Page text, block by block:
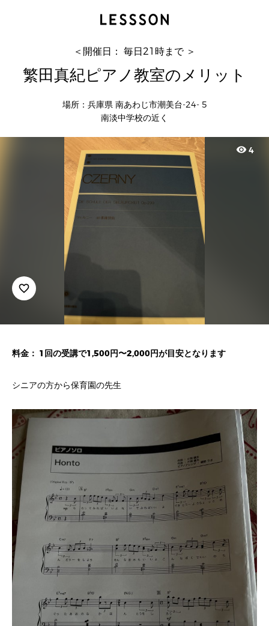
繁田真紀ピアノ教室のメリット
＜開催日： 毎日21時まで ＞
繁田真紀ピアノ教室のメリット
場所：兵庫県 南あわじ市潮美台-24- 5
南淡中学校の近く
visibility 4
favorite_border
料金： 1回の受講で1,500円〜2,000円が目安となります
シニアの方から保育園の先生